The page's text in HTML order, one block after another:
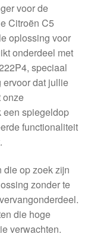
voor de
Citroën C5
oplossing voor
onderdeel met
speciaal
ervoor dat jullie
onze
een spiegeldop
functionaliteit
die op zoek zijn
zonder te
die hoge
verwachten.